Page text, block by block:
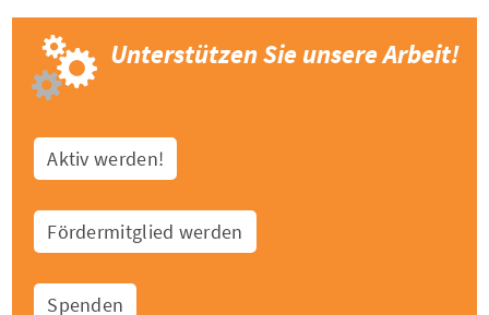
Unterstützen Sie unsere Arbeit!
Aktiv werden!
Fördermitglied werden
Spenden